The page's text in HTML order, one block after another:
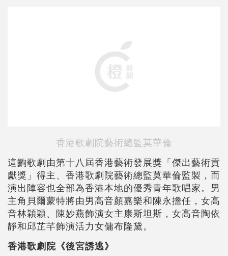
香港歌劇院藝術總監莫華倫
這齣歌劇由第十八屆香港藝術發展獎「傑出藝術貢
獻獎」得主、香港歌劇院藝術總監莫華倫監製，而
演出陣容也全部為香港本地的優秀青年歌唱家。男
主角貝爾蒙特將由男高音顏嘉樂和陳永擔任，女高
音林穎穎、陳妙燕飾演女主康斯坦斯，女高音陶依
靜和邱芷芊飾演活力女傭布隆黛。
香港歌劇院《後宮誘逃》